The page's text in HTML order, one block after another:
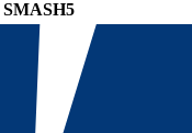
SMASH5